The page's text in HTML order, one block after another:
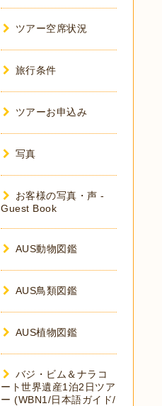
ツアー空席状況
旅行条件
ツアーお申込み
写真
お客様の写真・声 -
Guest Book
AUS動物図鑑
AUS鳥類図鑑
AUS植物図鑑
バジ・ビム＆ナラコ
ート世界遺産1泊2日ツア
ー (WBN1/日本語ガイド/